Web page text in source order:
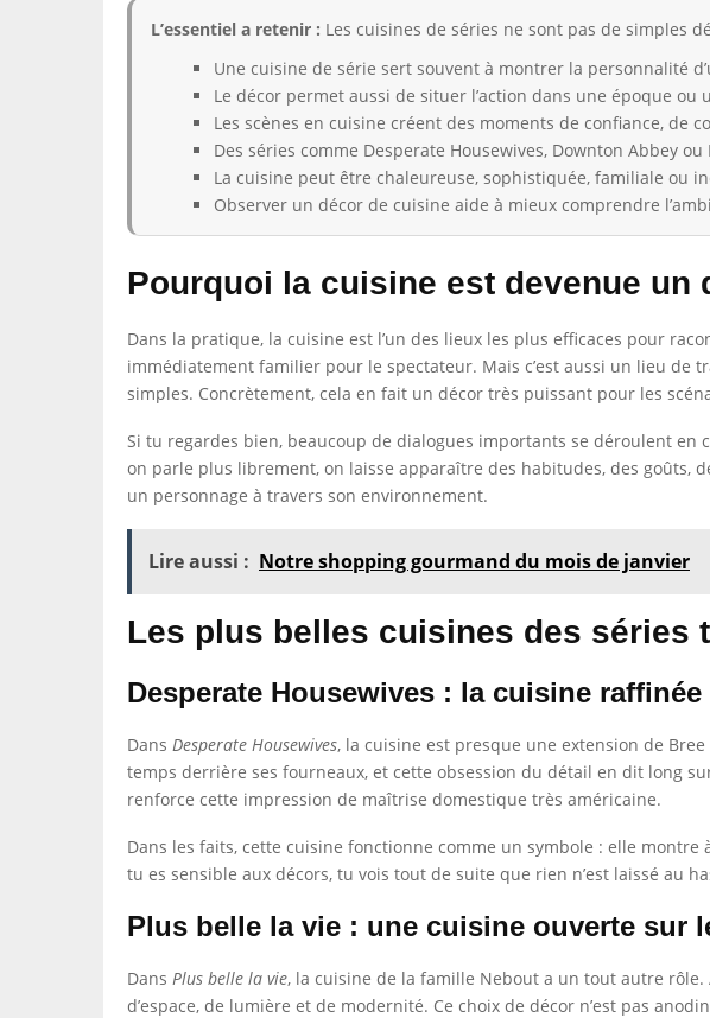
L’essentiel a retenir : Les cuisines de séries ne sont pas de simples
Une cuisine de série sert souvent à montrer la personnalité
Le décor permet aussi de situer l’action dans une époque ou
Les scènes en cuisine créent des moments de confiance, de
Des séries comme Desperate Housewives, Downton Abbey
La cuisine peut être chaleureuse, sophistiquée, familiale ou
Observer un décor de cuisine aide à mieux comprendre
Pourquoi la cuisine est devenue
Dans la pratique, la cuisine est l’un des lieux les plus efficaces pour
immédiatement familier pour le spectateur. Mais c’est aussi un lieu de
simples. Concrètement, cela en fait un décor très puissant pour les
Si tu regardes bien, beaucoup de dialogues importants se déroulent en
on parle plus librement, on laisse apparaître des habitudes, des goûts,
un personnage à travers son environnement.
Lire aussi : Notre shopping gourmand du mois de janvier
Les plus belles cuisines des séries
Desperate Housewives : la cuisine raffinée
Dans Desperate Housewives, la cuisine est presque une extension de
temps derrière ses fourneaux, et cette obsession du détail en dit long
renforce cette impression de maîtrise domestique très américaine.
Dans les faits, cette cuisine fonctionne comme un symbole : elle
tu es sensible aux décors, tu vois tout de suite que rien n’est laissé au
Plus belle la vie : une cuisine ouverte sur
Dans Plus belle la vie, la cuisine de la famille Nebout a un tout autre
d’espace, de lumière et de modernité. Ce choix de décor n’est pas